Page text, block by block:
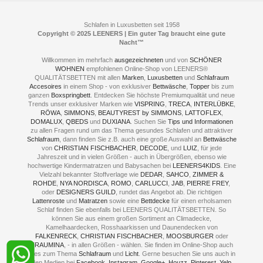
Jobs
Fotoalbum
Kontakt
Neuer Showroom für unsere Onlineartikel.
Kontakt via:WhatsApp
Kontakt via:eMail
mögliche Zeiten für eine Showroom Terminreservierung
MO und DI geschlossen
MI - FR 11 bis 17 Uhr
SA 11 bis 15 Uhr
ONLINEBERATUNG UND
TERMIN- RESERVIERUNG
+49 (0) 2331 408 11
+49 (0) 1633 688 213
Schlafen in Luxusbetten seit 1958
Copyright © 2025 LEENERS | Ein guter Tag braucht eine gute
Nacht™
Willkommen im mehrfach ausgezeichneten und von SCHÖNER
WOHNEN empfohlenen Online-Shop von LEENERS®
QUALITÄTSBETTEN mit allen Marken, Luxusbettenund Schlafraum
Accesoires in einem Shop - von exklusiver Bettwäsche Topper bis zum
ganzen Boxspringbett . Entdecken Sie höchste Premiumqualität und neue
Trends unser exklusiver Marken wie VISPRING TRECA, INTERLÜBKE,
RÖWA, SIMMONS, BEAUTYREST by SIMMONS, LATTOFLEX,
DOMALUX, QBEDSund DUXIANA. Suchen Sie Tips und Informationen
zu allen Fragen rund um das Thema gesundes Schlafen und attraktiver
Schlafraum, dann finden Sie z.B. auch eine große Auswahl an Bettwäsche
von CHRISTIAN FISCHBACHER DECODE, und LUIZ , für jede
Jahreszeit und in vielen Größen - auch in Übergrößen, ebenso wie
hochwertige Kindermatratzen und Babysachen bei LEENERS4KIDS. Eine
Vielzahl bekannter Stoffverlage wie DEDAR SAHCO ZIMMER &
ROHDE NYA NORDISCA ROMO CARLUCCI JAB PIERRE FREY,
oder DESIGNERS GUILD, rundet das Angebot ab. Die richtigen
Lattenrosteund Matratzensowie eine Bettdeckefür einen erholsamen
Schlaf finden Sie ebenfalls bei LEENERS QUALITÄTSBETTEN. So
können Sie aus einem großen Sortiment an Climadecke,
Kamelhaardecken, Rosshaarkissen und Daunendecken von
FALKENRECK, CHRISTIAN FISCHBACHER MOOSBURGER oder
TRAUMINA, - in allen Größen - wählen. Sie finden im Online-Shop auch
alles zum Thema Schlafraumund Licht. Gerne besuchen Sie uns auch in